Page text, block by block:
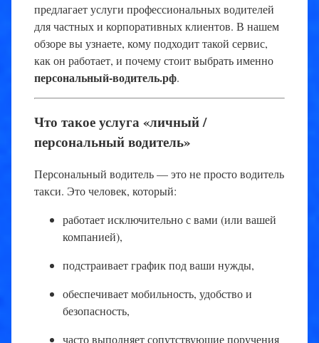
предлагает услуги профессиональных водителей
для частных и корпоративных клиентов. В нашем
обзоре вы узнаете, кому подходит такой сервис,
как он работает, и почему стоит выбрать именно
персональный-водитель.рф.
Что такое услуга «личный /
персональный водитель»
Персональный водитель — это не просто водитель
такси. Это человек, который:
работает исключительно с вами (или вашей
компанией),
подстраивает график под ваши нужды,
обеспечивает мобильность, удобство и
безопасность,
часто выполняет сопутствующие поручения